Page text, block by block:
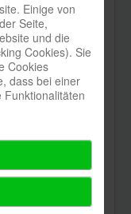
Angabe
1318
Keine
Einige von
Seite,
und die
Cookies). Sie
Cookies
dass bei einer
Funktionalitäten